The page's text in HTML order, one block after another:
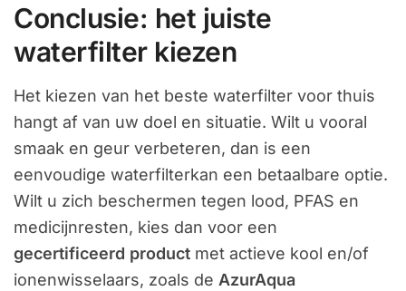
Conclusie: het juiste
waterfilter kiezen
Het kiezen van het beste waterfilter voor thuis
hangt af van uw doel en situatie. Wilt u vooral
smaak en geur verbeteren, dan is een
eenvoudige waterfilterkan een betaalbare optie.
Wilt u zich beschermen tegen lood, PFAS en
medicijnresten, kies dan voor een
gecertificeerd product met actieve kool en/of
ionenwisselaars, zoals de AzurAqua